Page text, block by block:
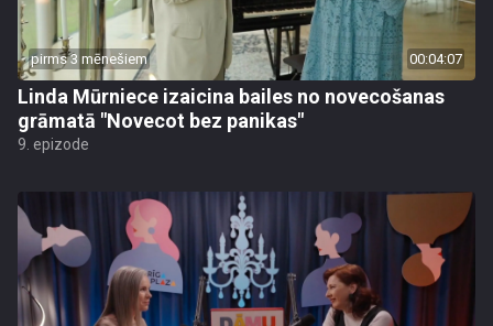
pirms 3 mēnešiem 00:04:07
Linda Mūrniece izaicina bailes no novecošanas
grāmatā "Novecot bez panikas"
9. epizode